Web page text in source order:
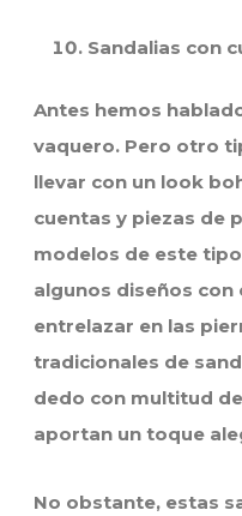
Sandalias con
Antes hemos
vaquero. Pero otro
llevar con un look
cuentas y piezas de
modelos de este
algunos diseños
entrelazar en las
tradicionales de
dedo con multitud
aportan un toque
No obstante, estas